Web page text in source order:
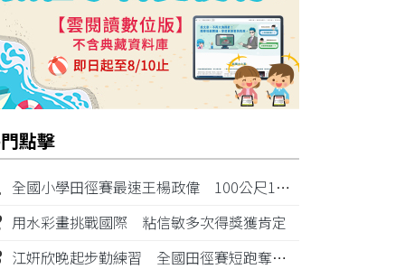
點擊
全國小學田徑賽最速王楊政偉 100公尺11秒87奪金
用水彩畫挑戰國際 粘信敏多次得獎獲肯定
江姸欣晚起步勤練習 全國田徑賽短跑奪金摘銅